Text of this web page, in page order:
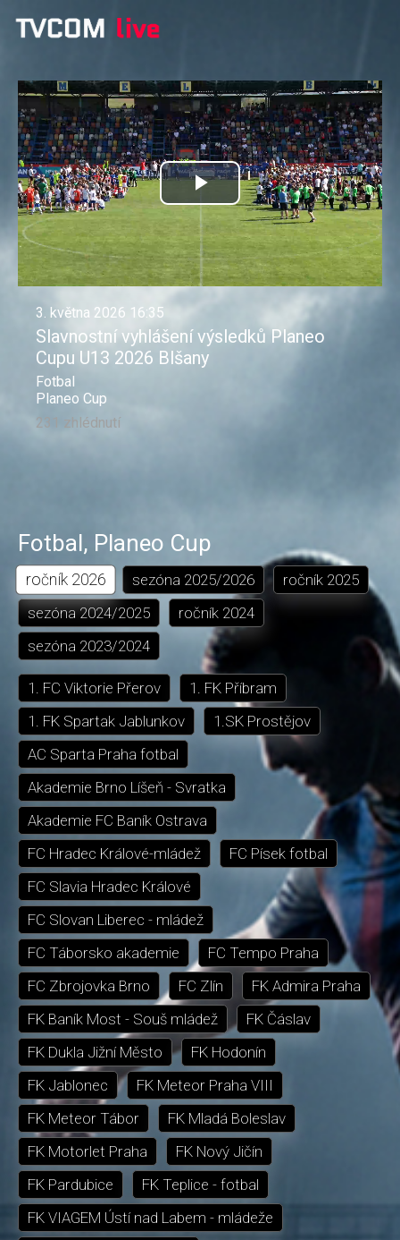
Přehrát
video
3. května 2026 16:35
Slavnostní vyhlášení výsledků Planeo
Cupu U13 2026 Blšany
Fotbal
Planeo Cup
231 zhlédnutí
Fotbal, Planeo Cup
ročník 2026 sezóna 2025/2026 ročník 2025
sezóna 2024/2025 ročník 2024
sezóna 2023/2024
1. FC Viktorie Přerov
1. FK Příbram
1. FK Spartak Jablunkov
1.SK Prostějov
AC Sparta Praha fotbal
Akademie Brno Líšeň - Svratka
Akademie FC Baník Ostrava
FC Hradec Králové-mládež
FC Písek fotbal
FC Slavia Hradec Králové
FC Slovan Liberec - mládež
FC Táborsko akademie
FC Tempo Praha
FC Zbrojovka Brno
FC Zlín
FK Admira Praha
FK Baník Most - Souš mládež
FK Čáslav
FK Dukla Jižní Město
FK Hodonín
FK Jablonec
FK Meteor Praha VIII
FK Meteor Tábor
FK Mladá Boleslav
FK Motorlet Praha
FK Nový Jičín
FK Pardubice
FK Teplice - fotbal
FK VIAGEM Ústí nad Labem - mládeže